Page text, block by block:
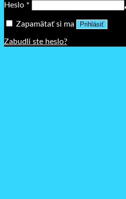
Heslo *
Zapamätať si ma Prihlásiť
Zabudli ste heslo?